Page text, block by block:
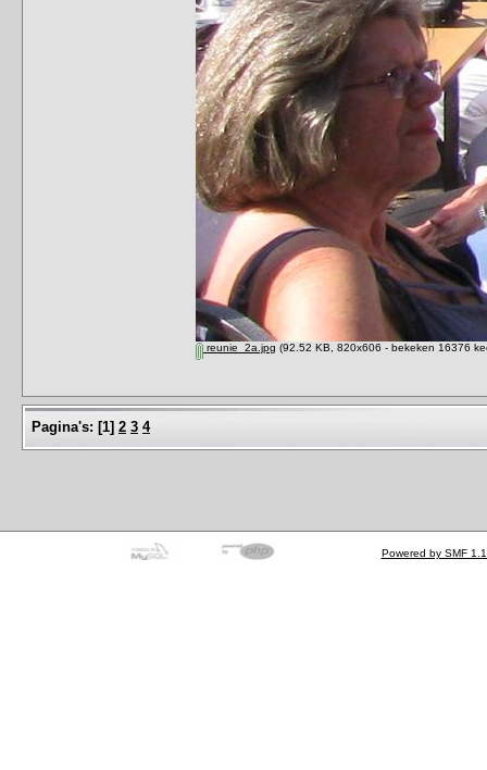
reunie_2a.jpg (92.52 KB, 820x606 - bekeken 16376
Pagina's: [1] 2 3 4
Powered by SMF